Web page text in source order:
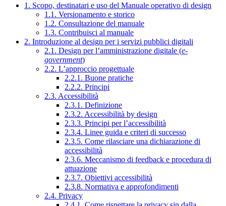
1. Scopo, destinatari e uso del Manuale operativo di design
1.1. Versionamento e storico
1.2. Consultazione del manuale
1.3. Contribuisci al manuale
2. Introduzione al design per i servizi pubblici digitali
2.1. Design per l’amministrazione digitale (e-
government)
2.2. L’approccio progettuale
2.2.1. Buone pratiche
2.2.2. Principi
2.3. Accessibilità
2.3.1. Definizione
2.3.2. Accessibilità by design
2.3.3. Principi per l’accessibilità
2.3.4. Linee guida e criteri di successo
2.3.5. Come rilasciare una dichiarazione di
accessibilità
2.3.6. Meccanismo di feedback e procedura di
attuazione
2.3.7. Obiettivi accessibilità
2.3.8. Normativa e approfondimenti
2.4. Privacy